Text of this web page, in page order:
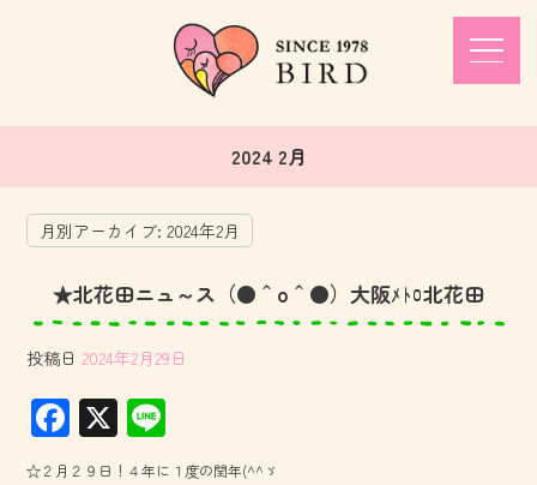
2024 2月
月別アーカイブ:2024年2月
★北花田ニュ～ス（●＾o＾●）大阪ﾒﾄﾛ北花田
投稿日 2024年2月29日
F
ac
X
ne
☆２月２９日！４年に１度の閏年(^^ゞ